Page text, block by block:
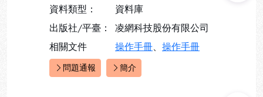
資料類型：
資料庫
出版社/平臺：
凌網科技股份有限公司
相關文件
操作手冊、 操作手冊
快速連結：
問題通報 簡介